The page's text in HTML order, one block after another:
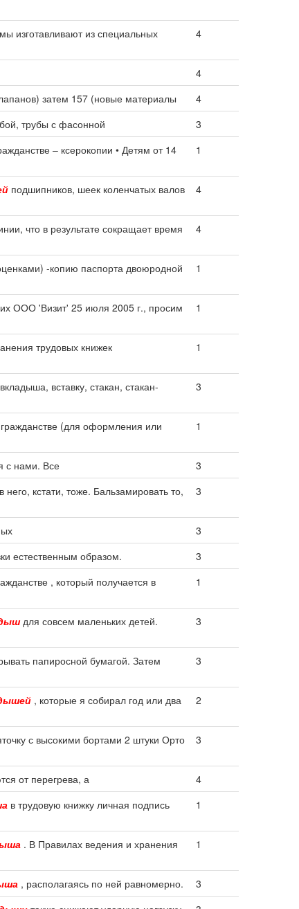
изготавливают из специальных
4
4
затем 157 (новые материалы
4
трубы с фасонной
3
– ксерокопии • Детям от 14
1
подшипников, шеек коленчатых валов
4
что в результате сокращает время
4
-копию паспорта двоюродной
1
ООО 'Визит' 25 июля 2005 г., просим
1
трудовых книжек
1
вставку, стакан, стакан-
3
(для оформления или
1
с нами. Все
3
в него, кстати, тоже. Бальзамировать то,
3
3
естественным образом.
3
, который получается в
1
для совсем маленьких детей.
3
папиросной бумагой. Затем
3
, которые я собирал год или два
2
с высокими бортами 2 штуки Орто
3
от перегрева, а
4
в трудовую книжку личная подпись
1
. В Правилах ведения и хранения
1
, располагаясь по ней равномерно.
3